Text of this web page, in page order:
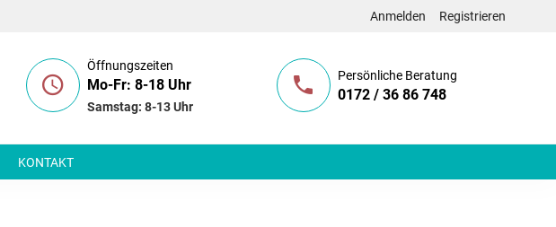
Anmelden Registrieren
Öffnungszeiten
Mo-Fr: 8-18 Uhr
Samstag: 8-13 Uhr
Persönliche Beratung
0172 / 36 86 748
KONTAKT